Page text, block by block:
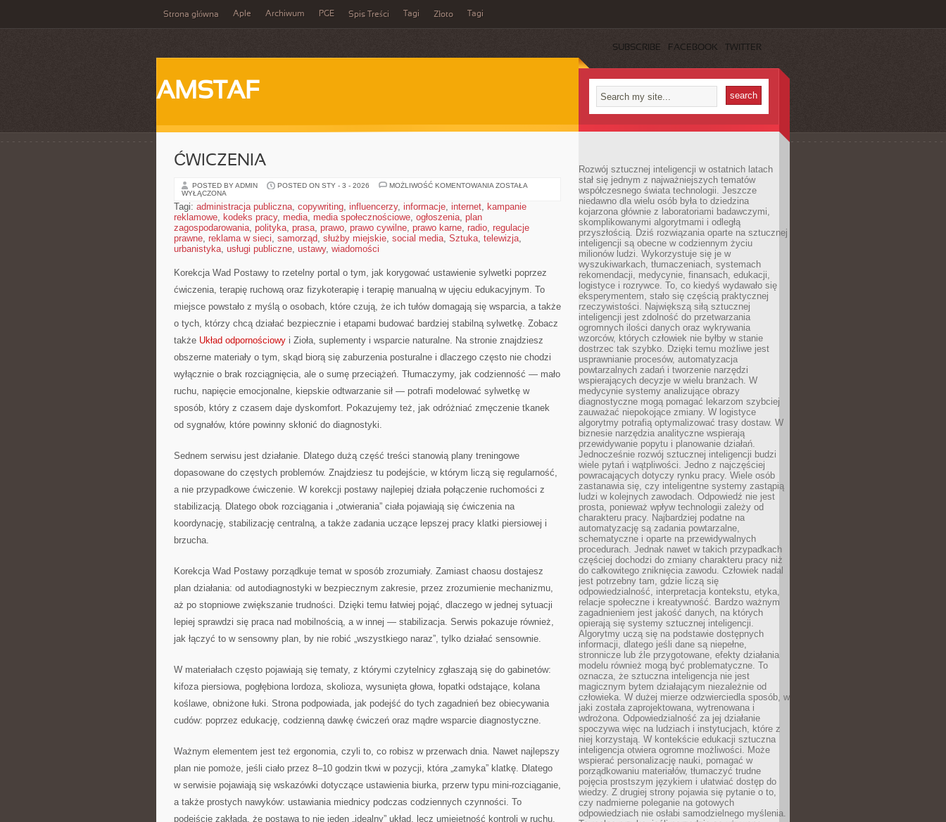
Strona główna Aple Archiwum PGE Spis Treści Tagi Złoto Tagi
SUBSCRIBE FACEBOOK TWITTER
AMSTAF
ĆWICZENIA
POSTED BY ADMIN POSTED ON STY - 3 - 2026 MOŻLIWOŚĆ KOMENTOWANIA ĆWICZENIA
ZOSTAŁA
WYŁĄCZONA
Tagi: administracja publiczna, copywriting, influencerzy, informacje, internet, kampanie
reklamowe, kodeks pracy, media, media społecznościowe, ogłoszenia, plan
zagospodarowania, polityka, prasa, prawo, prawo cywilne, prawo karne, radio, regulacje
prawne, reklama w sieci, samorząd, służby miejskie, social media, Sztuka, telewizja,
urbanistyka, usługi publiczne, ustawy, wiadomości
Korekcja Wad Postawy to rzetelny portal o tym, jak korygować ustawienie sylwetki poprzez
ćwiczenia, terapię ruchową oraz fizykoterapię i terapię manualną w ujęciu edukacyjnym. To
miejsce powstało z myślą o osobach, które czują, że ich tułów domagają się wsparcia, a także
o tych, którzy chcą działać bezpiecznie i etapami budować bardziej stabilną sylwetkę. Zobacz
także Układ odpornościowy i Zioła, suplementy i wsparcie naturalne. Na stronie znajdziesz
obszerne materiały o tym, skąd biorą się zaburzenia posturalne i dlaczego często nie chodzi
wyłącznie o brak rozciągnięcia, ale o sumę przeciążeń. Tłumaczymy, jak codzienność — mało
ruchu, napięcie emocjonalne, kiepskie odtwarzanie sił — potrafi modelować sylwetkę w
sposób, który z czasem daje dyskomfort. Pokazujemy też, jak odróżniać zmęczenie tkanek
od sygnałów, które powinny skłonić do diagnostyki.
Sednem serwisu jest działanie. Dlatego dużą część treści stanowią plany treningowe
dopasowane do częstych problemów. Znajdziesz tu podejście, w którym liczą się regularność,
a nie przypadkowe ćwiczenie. W korekcji postawy najlepiej działa połączenie ruchomości z
stabilizacją. Dlatego obok rozciągania i „otwierania” ciała pojawiają się ćwiczenia na
koordynację, stabilizację centralną, a także zadania uczące lepszej pracy klatki piersiowej i
brzucha.
Korekcja Wad Postawy porządkuje temat w sposób zrozumiały. Zamiast chaosu dostajesz
plan działania: od autodiagnostyki w bezpiecznym zakresie, przez zrozumienie mechanizmu,
aż po stopniowe zwiększanie trudności. Dzięki temu łatwiej pojąć, dlaczego w jednej sytuacji
lepiej sprawdzi się praca nad mobilnością, a w innej — stabilizacja. Serwis pokazuje również,
jak łączyć to w sensowny plan, by nie robić „wszystkiego naraz”, tylko działać sensownie.
W materiałach często pojawiają się tematy, z którymi czytelnicy zgłaszają się do gabinetów:
kifoza piersiowa, pogłębiona lordoza, skolioza, wysunięta głowa, łopatki odstające, kolana
koślawe, obniżone łuki. Strona podpowiada, jak podejść do tych zagadnień bez obiecywania
cudów: poprzez edukację, codzienną dawkę ćwiczeń oraz mądre wsparcie diagnostyczne.
Ważnym elementem jest też ergonomia, czyli to, co robisz w przerwach dnia. Nawet najlepszy
plan nie pomoże, jeśli ciało przez 8–10 godzin tkwi w pozycji, która „zamyka” klatkę. Dlatego
w serwisie pojawiają się wskazówki dotyczące ustawienia biurka, przerw typu mini-rozciąganie,
a także prostych nawyków: ustawiania miednicy podczas codziennych czynności. To
podejście zakłada, że postawa to nie jeden „idealny” układ, lecz umiejętność kontroli w ruchu.
Rozwój sztucznej inteligencji w ostatnich latach
stał się jednym z najważniejszych tematów
współczesnego świata technologii. Jeszcze
niedawno dla wielu osób była to dziedzina
kojarzona głównie z laboratoriami badawczymi,
skomplikowanymi algorytmami i odległą
przyszłością. Dziś rozwiązania oparte na sztucznej
inteligencji są obecne w codziennym życiu
milionów ludzi. Wykorzystuje się je w
wyszukiwarkach, tłumaczeniach, systemach
rekomendacji, medycynie, finansach, edukacji,
logistyce i rozrywce. To, co kiedyś wydawało się
eksperymentem, stało się częścią praktycznej
rzeczywistości. Największą siłą sztucznej
inteligencji jest zdolność do przetwarzania
ogromnych ilości danych oraz wykrywania
wzorców, których człowiek nie byłby w stanie
dostrzec tak szybko. Dzięki temu możliwe jest
usprawnianie procesów, automatyzacja
powtarzalnych zadań i tworzenie narzędzi
wspierających decyzje w wielu branżach. W
medycynie systemy analizujące obrazy
diagnostyczne mogą pomagać lekarzom szybciej
zauważać niepokojące zmiany. W logistyce
algorytmy potrafią optymalizować trasy dostaw. W
biznesie narzędzia analityczne wspierają
przewidywanie popytu i planowanie działań.
Jednocześnie rozwój sztucznej inteligencji budzi
wiele pytań i wątpliwości. Jedno z najczęściej
powracających dotyczy rynku pracy. Wiele osób
zastanawia się, czy inteligentne systemy zastąpią
ludzi w kolejnych zawodach. Odpowiedź nie jest
prosta, ponieważ wpływ technologii zależy od
charakteru pracy. Najbardziej podatne na
automatyzację są zadania powtarzalne,
schematyczne i oparte na przewidywalnych
procedurach. Jednak nawet w takich przypadkach
częściej dochodzi do zmiany charakteru pracy niż
do całkowitego zniknięcia zawodu. Człowiek nadal
jest potrzebny tam, gdzie liczą się
odpowiedzialność, interpretacja kontekstu, etyka,
relacje społeczne i kreatywność. Bardzo ważnym
zagadnieniem jest jakość danych, na których
opierają się systemy sztucznej inteligencji.
Algorytmy uczą się na podstawie dostępnych
informacji, dlatego jeśli dane są niepełne,
stronnicze lub źle przygotowane, efekty działania
modelu również mogą być problematyczne. To
oznacza, że sztuczna inteligencja nie jest
magicznym bytem działającym niezależnie od
człowieka. W dużej mierze odzwierciedla sposób, w
jaki została zaprojektowana, wytrenowana i
wdrożona. Odpowiedzialność za jej działanie
spoczywa więc na ludziach i instytucjach, które z
niej korzystają. W kontekście edukacji sztuczna
inteligencja otwiera ogromne możliwości. Może
wspierać personalizację nauki, pomagać w
porządkowaniu materiałów, tłumaczyć trudne
pojęcia prostszym językiem i ułatwiać dostęp do
wiedzy. Z drugiej strony pojawia się pytanie o to,
czy nadmierne poleganie na gotowych
odpowiedziach nie osłabi samodzielnego myślenia.